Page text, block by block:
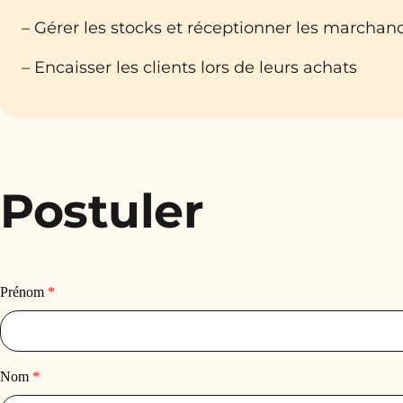
– Gérer les stocks et réceptionner les
– Encaisser les clients lors de leurs achats
Postuler